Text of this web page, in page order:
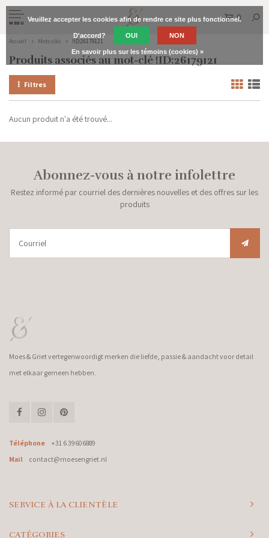
MENU
0
Accueil Mots-clés !ID:26179121
Produits associés au mot-clé !ID:26179121
Filtres
Aucun produit n'a été trouvé...
Abonnez-vous à notre infolettre
Restez informé par courriel des dernières nouvelles et des offres sur les
produits
Moes & Griet vertegenwoordigt merken die liefde, passie & aandacht voor detail
met elkaar gemeen hebben.
Téléphone
+31 6 39606889
Mail
contact@moesengriet.nl
SERVICE À LA CLIENTÈLE
CATÉGORIES
Veuillez accepter les cookies afin de rendre ce site plus fonctionnel.
D'accord? OUI NON
En savoir plus sur les témoins (cookies) »